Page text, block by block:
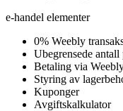
e-handel elementer
0% Weebly
Ubegrensede
Betaling via
Styring av
Kuponger
Avgiftskalkulator